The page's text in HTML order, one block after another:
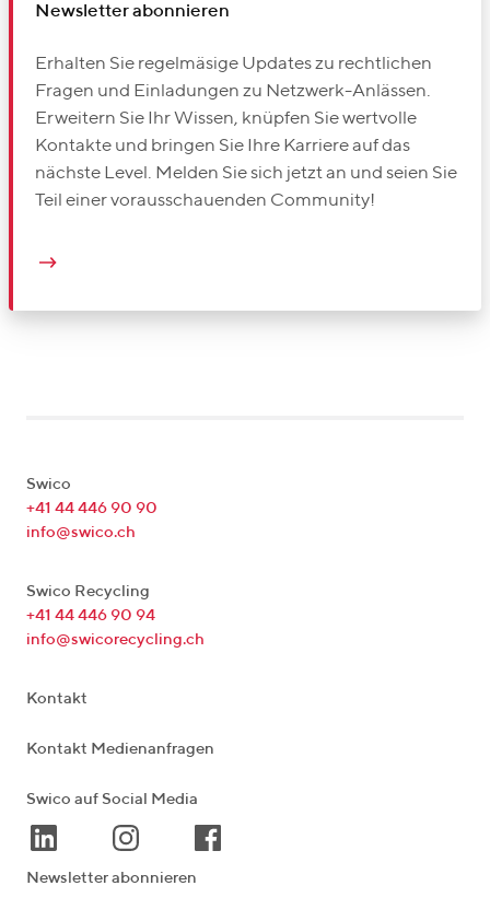
Newsletter abonnieren
Erhalten Sie regelmäsige Updates zu rechtlichen
Fragen und Einladungen zu Netzwerk-Anlässen.
Erweitern Sie Ihr Wissen, knüpfen Sie wertvolle
Kontakte und bringen Sie Ihre Karriere auf das
nächste Level. Melden Sie sich jetzt an und seien Sie
Teil einer vorausschauenden Community!
Swico
+41 44 446 90 90
info@swico.ch
Swico Recycling
+41 44 446 90 94
info@swicorecycling.ch
Kontakt
Kontakt Medienanfragen
Swico auf Social Media
Newsletter abonnieren